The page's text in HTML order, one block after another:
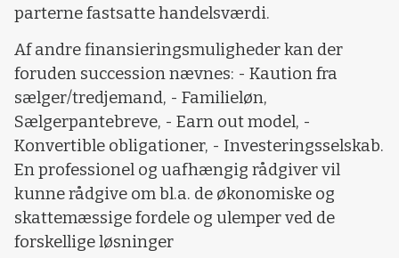
parterne fastsatte handelsværdi.
Af andre finansieringsmuligheder kan der
foruden succession nævnes: - Kaution fra
sælger/tredjemand, - Familieløn,
Sælgerpantebreve, - Earn out model, -
Konvertible obligationer, - Investeringsselskab.
En professionel og uafhængig rådgiver vil
kunne rådgive om bl.a. de økonomiske og
skattemæssige fordele og ulemper ved de
forskellige løsninger